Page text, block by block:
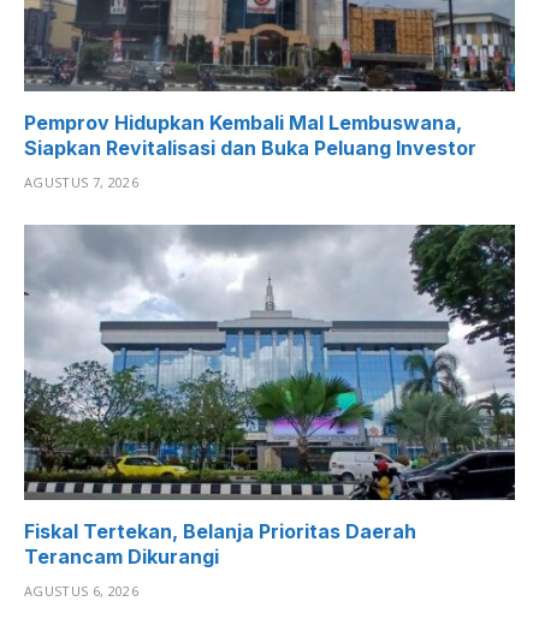
Pemprov Hidupkan Kembali Mal Lembuswana,
Siapkan Revitalisasi dan Buka Peluang Investor
AGUSTUS 7, 2026
Fiskal Tertekan, Belanja Prioritas Daerah
Terancam Dikurangi
AGUSTUS 6, 2026